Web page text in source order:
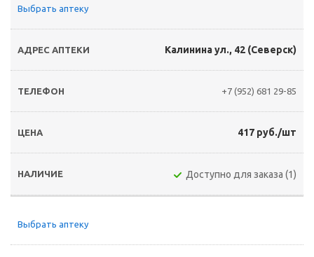
Выбрать аптеку
Калинина ул., 42 (Северск)
+7 (952) 681 29-85
417 руб./шт
Доступно для заказа (1)
Выбрать аптеку